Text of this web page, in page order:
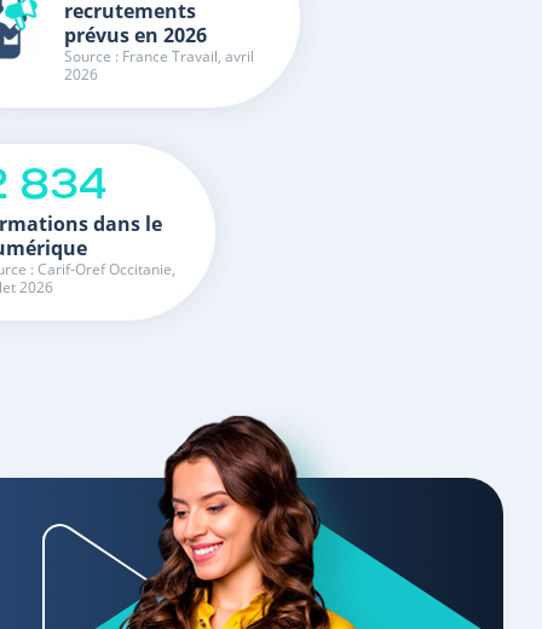
recrutements
prévus en 2026
Source : France Travail, avril
2026
834
dans le
: Carif-Oref Occitanie,
2026